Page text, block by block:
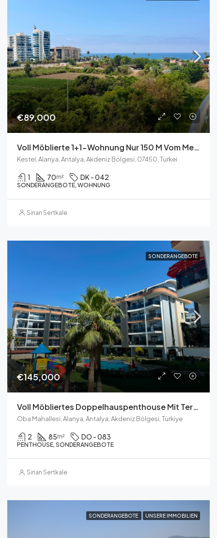
€89,000
Voll Möblierte 1+1-Wohnung Nur 150 M Vom Meer Entfernt In Kestel Suit Residence
Kestel, Alanya, Antalya, Akdeniz Bölgesi, 07450, Türkei
1 70m² DK - 042
SONDERANGEBOTE, WOHNUNG
Sinan Sertkale
SONDERANGEBOTE
€145,000
Voll Möbliertes Doppelhauspenthouse Mit Terrasse Und Resort-Annehmlichkeiten In Oba
Oba Mahallesi, Alanya, Antalya, Akdeniz Bölgesi, Türkiye
2 85m² DO - 083
PENTHOUSE, SONDERANGEBOTE
Sinan Sertkale
SONDERANGEBOTE UNSERE IMMOBILIEN